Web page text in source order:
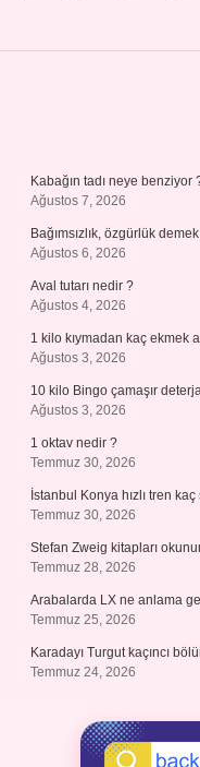
Kabağın tadı neye benziyor
Ağustos 7, 2026
Bağımsızlık, özgürlük
Ağustos 6, 2026
Aval tutarı nedir ?
Ağustos 4, 2026
1 kilo kıymadan kaç ekmek
Ağustos 3, 2026
10 kilo Bingo çamaşır
Ağustos 3, 2026
1 oktav nedir ?
Temmuz 30, 2026
İstanbul Konya hızlı tren
Temmuz 30, 2026
Stefan Zweig kitapları
Temmuz 28, 2026
Arabalarda LX ne anlama
Temmuz 25, 2026
Karadayı Turgut kaçıncı
Temmuz 24, 2026